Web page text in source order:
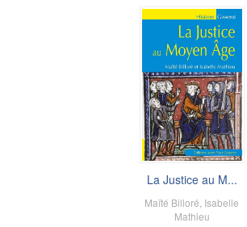
Poissons et ani...
Dominique Martiré ,Franck
Merlier
La Justice au M...
Maïté Billoré Isabelle
Mathieu